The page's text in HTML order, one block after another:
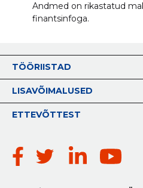
Andmed on rikastatud
finantsinfoga.
TÖÖRIISTAD
LISAVÕIMALUSED
ETTEVÕTTEST